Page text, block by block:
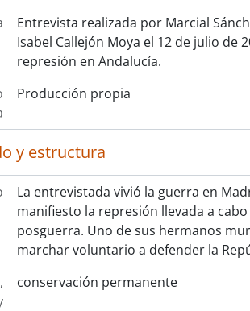
Entrevista realizada por Marcial
Isabel Callejón Moya el 12 de julio de
represión en Andalucía.
Producción propia
y estructura
La entrevistada vivió la guerra en
manifiesto la represión llevada a
posguerra. Uno de sus hermanos
marchar voluntario a defender la
conservación permanente